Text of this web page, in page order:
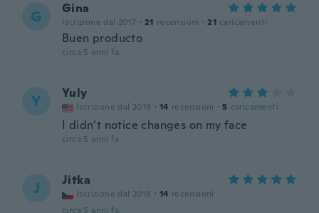
G Gina
Iscrizione dal 2017 · 21 recensioni · 21 caricamenti
Buen producto
circa 5 anni fa
Y Yuly
Iscrizione dal 2019 · 14 recensioni · 5 caricamenti
I didn’t notice changes on my face
circa 5 anni fa
J Jitka
Iscrizione dal 2018 · 14 recensioni
circa 5 anni fa